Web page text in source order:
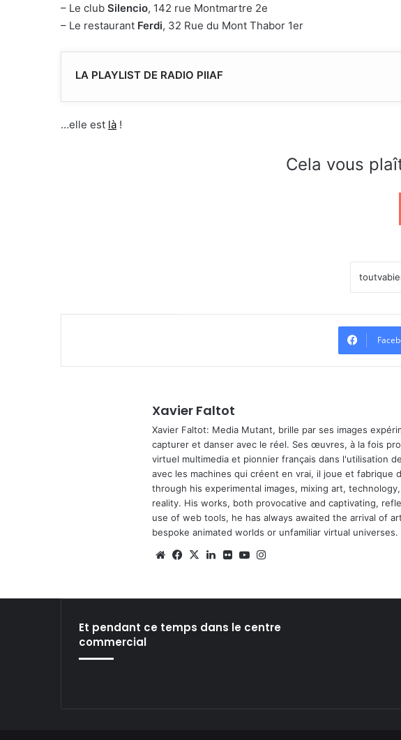
– Le club Silencio, 142 rue Montmartre 2e
– Le restaurant Ferdi, 32 Rue du Mont Thabor 1er
LA PLAYLIST DE RADIO PIIAF
…elle est là !
Cela vous
Xavier Faltot
Xavier Faltot: Media Mutant, brille par ses images
capturer et danser avec le réel. Ses œuvres, à la fois
virtuel multimedia et pionnier français dans l'utilisation
avec les machines qui créent en vrai, il joue et
through his experimental images, mixing art,
reality. His works, both provocative and captivating,
use of web tools, he has always awaited the arrival of
bespoke animated worlds or unfamiliar virtual universes.
We Fa
X
Lin Fli Yo
Et pendant ce temps dans le centre
commercial